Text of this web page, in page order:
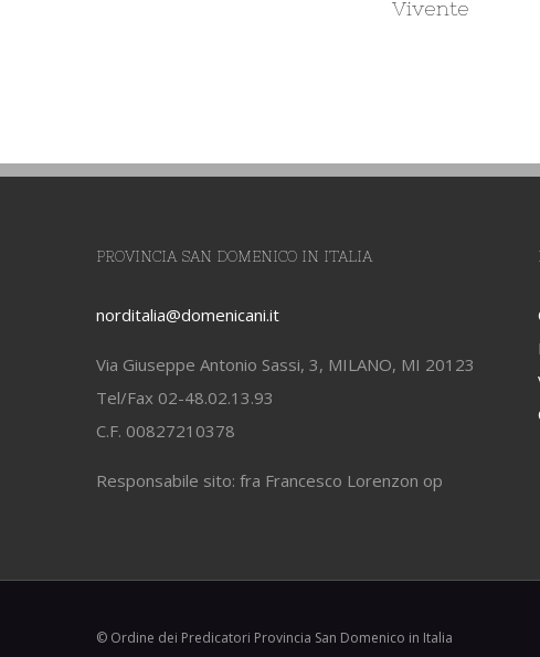
PROVINCIA SAN DOMENICO IN ITALIA
norditalia@domenicani.it
Via Giuseppe Antonio Sassi, 3, MILANO, MI 20123
Tel/Fax 02-48.02.13.93
C.F. 00827210378
Responsabile sito: fra Francesco Lorenzon op
© Ordine dei Predicatori Provincia San Domenico in Italia